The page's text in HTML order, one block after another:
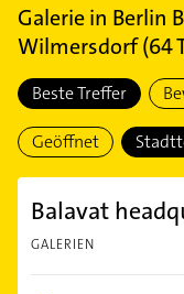
Galeriein Berlin
Wilmersdorf(64
Beste Treffer
Geöffnet
Balavat
GALERIEN